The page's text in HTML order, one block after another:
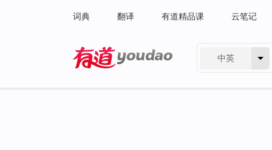
词典 翻译 有道精品课 云笔记
中英